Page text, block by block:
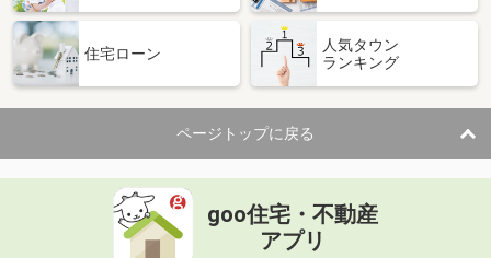
住宅ローン
人気タウン
ランキング
ページトップに戻る
goo住宅・不動産
アプリ